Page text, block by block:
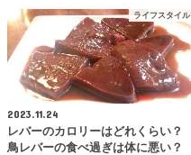
ライフスタイル
2023.11.24
レバーのカロリーはどれくらい？
鳥レバーの食べ過ぎは体に悪い？